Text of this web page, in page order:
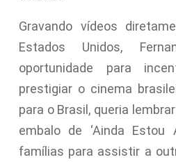
Gravando vídeos
Estados Unidos,
oportunidade para
prestigiar o cinema
para o Brasil, queria
embalo de ‘Ainda Estou
famílias para assistir a